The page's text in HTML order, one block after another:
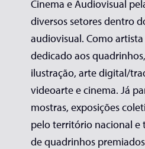
Cinema e Audiovisual
diversos setores dentro
audiovisual. Como
dedicado aos
ilustração, arte digital/
videoarte e cinema. Já
mostras, exposições
pelo território nacional e
de quadrinhos